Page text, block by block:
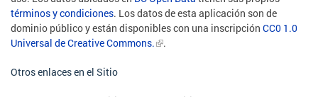
términos y condiciones. Los datos de esta aplicación son de
dominio público y están disponibles con una inscripción CC0 1.0
Universal de Creative Commons.
.
Otros enlaces en el Sitio